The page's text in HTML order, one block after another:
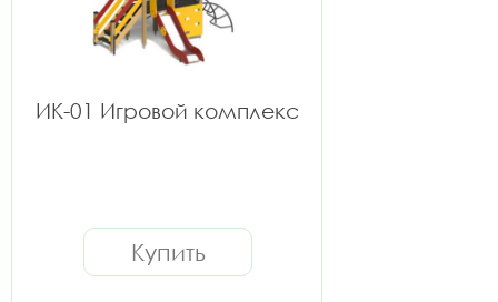
ИК-01 Игровой комплекс
Купить